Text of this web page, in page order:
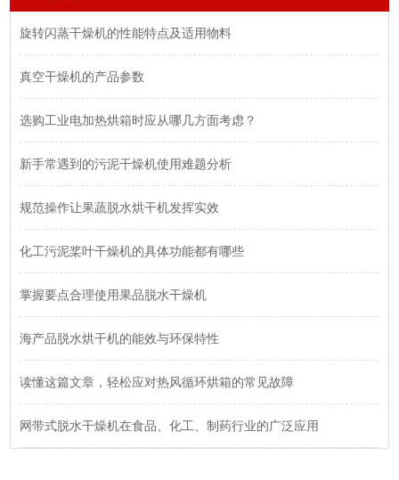
旋转闪蒸干燥机的性能特点及适用物料
真空干燥机的产品参数
选购工业电加热烘箱时应从哪几方面考虑？
新手常遇到的污泥干燥机使用难题分析
规范操作让果蔬脱水烘干机发挥实效
化工污泥桨叶干燥机的具体功能都有哪些
掌握要点合理使用果品脱水干燥机
海产品脱水烘干机的能效与环保特性
读懂这篇文章，轻松应对热风循环烘箱的常见故障
网带式脱水干燥机在食品、化工、制药行业的广泛应用